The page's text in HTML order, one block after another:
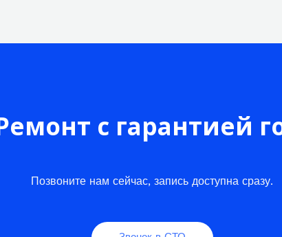
с гарантией
Позвоните нам сейчас, запись доступна сразу.